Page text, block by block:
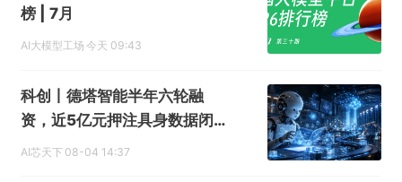
榜 | 7月
AI大模型工场 今天 09:43
科创丨德塔智能半年六轮融
资，近5亿元押注具身数据闭
环
AI芯天下 08-04 14:37